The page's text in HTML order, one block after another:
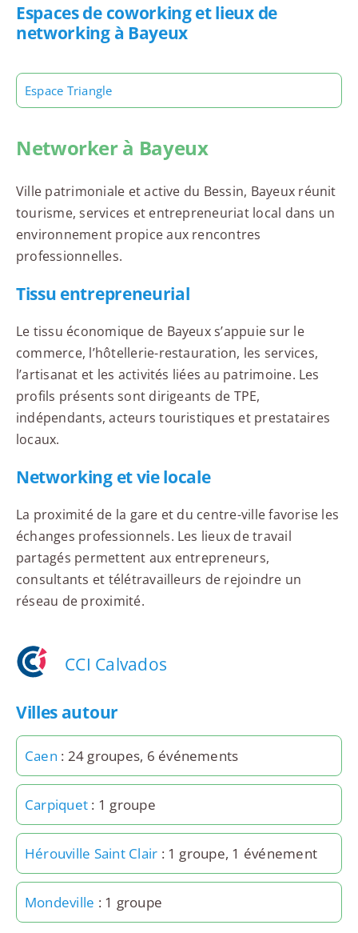
Espaces de coworking et lieux de
networking à Bayeux
Espace Triangle
Networker à Bayeux
Ville patrimoniale et active du Bessin, Bayeux réunit
tourisme, services et entrepreneuriat local dans un
environnement propice aux rencontres
professionnelles.
Tissu entrepreneurial
Le tissu économique de Bayeux s’appuie sur le
commerce, l’hôtellerie-restauration, les services,
l’artisanat et les activités liées au patrimoine. Les
profils présents sont dirigeants de TPE,
indépendants, acteurs touristiques et prestataires
locaux.
Networking et vie locale
La proximité de la gare et du centre-ville favorise les
échanges professionnels. Les lieux de travail
partagés permettent aux entrepreneurs,
consultants et télétravailleurs de rejoindre un
réseau de proximité.
CCI Calvados
Villes autour
Caen : 24 groupes, 6 événements
Carpiquet : 1 groupe
Hérouville Saint Clair : 1 groupe, 1 événement
Mondeville : 1 groupe